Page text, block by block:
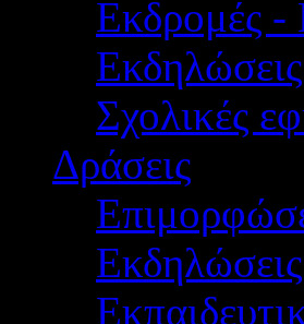
Εκδρομές -
Σχολικές
Δράσεις
Εκδηλώσεις